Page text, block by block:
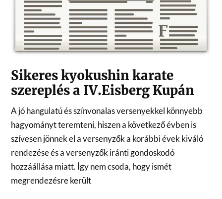
Sikeres kyokushin karate
szereplés a IV.Eisberg Kupán
A jó hangulatú és színvonalas versenyekkel könnyebb
hagyományt teremteni, hiszen a következő évben is
szívesen jönnek el a versenyzők a korábbi évek kiváló
rendezése és a versenyzők iránti gondoskodó
hozzáállása miatt. Így nem csoda, hogy ismét
megrendezésre került